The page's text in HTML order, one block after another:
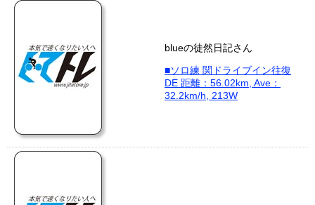
blueの徒然日記さん
■ソロ練 関ドライブイン往復
DE 距離：56.02km, Ave：
32.2km/h, 213W